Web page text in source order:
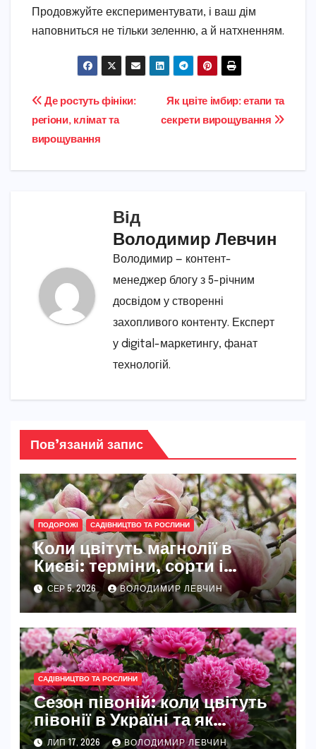
Продовжуйте експериментувати, і ваш дім
наповниться не тільки зеленню, а й натхненням.
Навігація
записів
Як цвіте імбир: етапи та
секрети вирощування
Де ростуть фініки:
регіони, клімат та
вирощування
Від
Володимир Левчин
Володимир — контент-
менеджер блогу з 5-річним
досвідом у створенні
захопливого контенту. Експерт
у digital-маркетингу, фанат
технологій.
Пов’язаний запис
ПОДОРОЖІ САДІВНИЦТВО ТА РОСЛИНИ
Коли цвітуть магнолії в
Києві: терміни, сорти і
найкращі місця
СЕР 5, 2026 ВОЛОДИМИР ЛЕВЧИН
САДІВНИЦТВО ТА РОСЛИНИ
Сезон півоній: коли цвітуть
півонії в Україні та як
розкрити їхню повну красу
ЛИП 17, 2026 ВОЛОДИМИР ЛЕВЧИН